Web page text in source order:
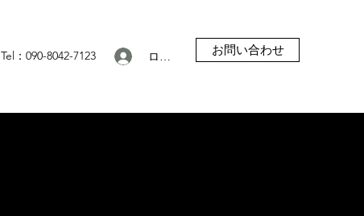
Tel：090-8042-7123 ログイン お問い合わせ